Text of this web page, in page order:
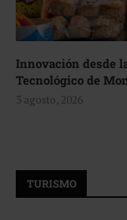
Innovación desde
Tecnológico de
3 agosto, 2026
TURISMO